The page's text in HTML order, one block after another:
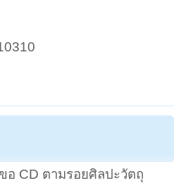
CD ตามรอยศิลปะวัตถุ